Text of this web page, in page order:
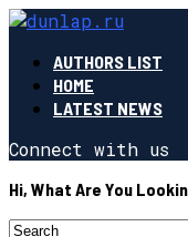
AUTHORS LIST
HOME
LATEST NEWS
Connect with us
Hi, What Are You